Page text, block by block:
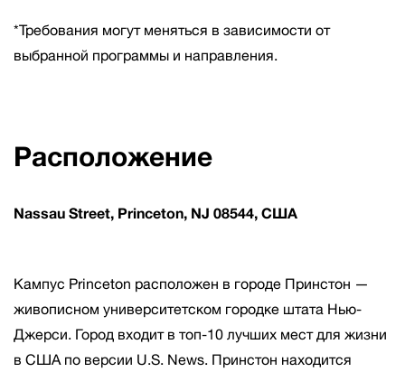
*Требования могут меняться в зависимости от
выбранной программы и направления.
Расположение
Nassau Street, Princeton, NJ 08544, США
Кампус Princeton расположен в городе Принстон —
живописном университетском городке штата Нью-
Джерси. Город входит в топ-10 лучших мест для жизни
в США по версии U.S. News. Принстон находится